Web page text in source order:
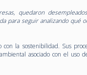
quedaron
para seguir analizando qué
la sostenibilidad. Sus
asociado con el uso